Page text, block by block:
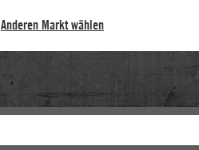
Anderen Markt wählen